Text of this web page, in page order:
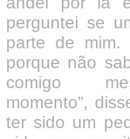
perguntei se
parte de
porque não
comigo
momento”,
ter sido um